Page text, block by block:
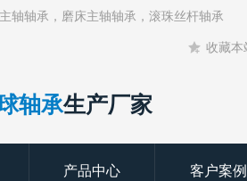
轴轴承，磨床主轴轴承，滚珠丝杆轴承
收藏本
轴承生产厂家
产品中心 客户案例